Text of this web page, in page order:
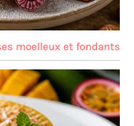
moelleux et fondants